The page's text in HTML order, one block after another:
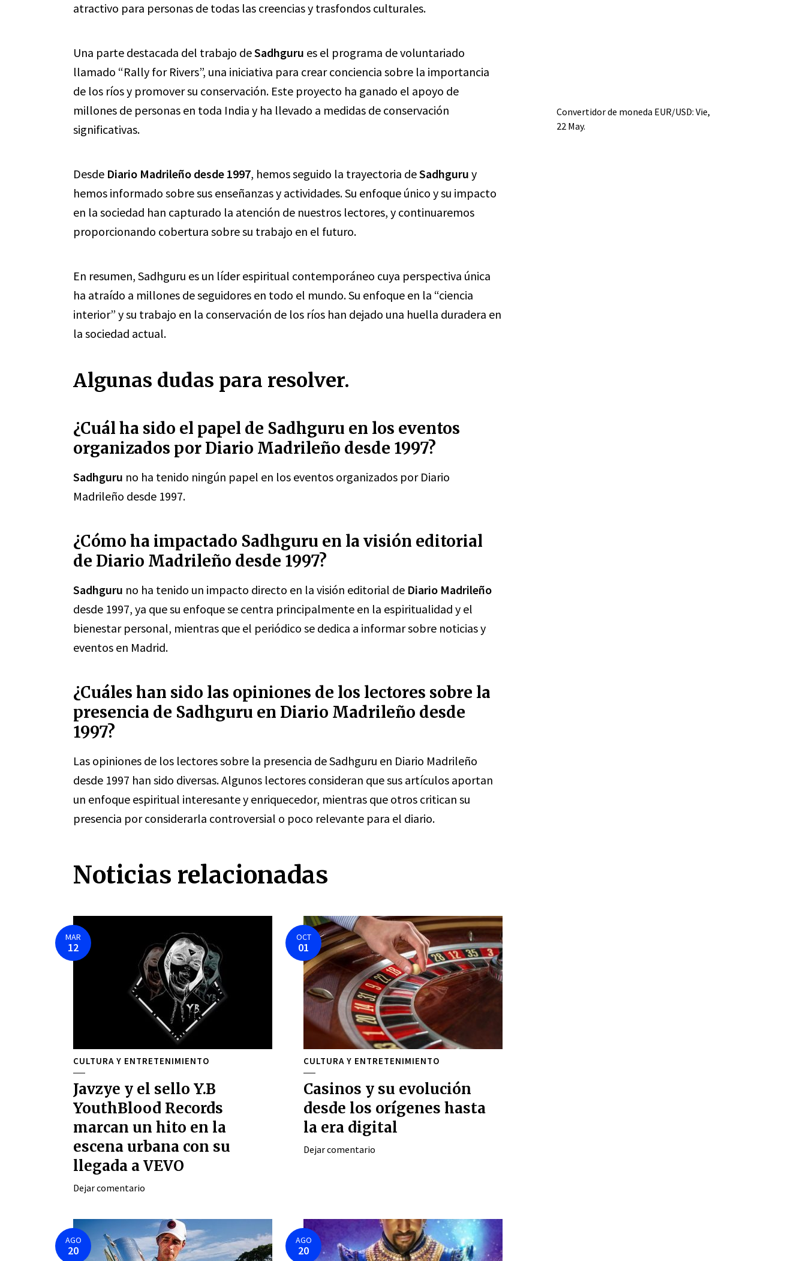
atractivo para personas de todas las creencias y trasfondos culturales.
Una parte destacada del trabajo deSadhguru es el programa de voluntariado
llamado “Rally for Rivers”, una iniciativa para crear conciencia sobre la importancia
de los ríos y promover su conservación. Este proyecto ha ganado el apoyo de
millones de personas en toda India y ha llevado a medidas de conservación
significativas.
Desde Diario Madrileño desde 1997, hemos seguido la trayectoria deSadhguru y
hemos informado sobre sus enseñanzas y actividades. Su enfoque único y su impacto
en la sociedad han capturado la atención de nuestros lectores, y continuaremos
proporcionando cobertura sobre su trabajo en el futuro.
En resumen, Sadhguru es un líder espiritual contemporáneo cuya perspectiva única
ha atraído a millones de seguidores en todo el mundo. Su enfoque en la “ciencia
interior” y su trabajo en la conservación de los ríos han dejado una huella duradera en
la sociedad actual.
Algunas dudas para resolver.
¿Cuál ha sido el papel de Sadhguru en los eventos
organizados por Diario Madrileño desde 1997?
Sadhguru no ha tenido ningún papel en los eventos organizados por Diario
Madrileño desde 1997.
¿Cómo ha impactado Sadhguru en la visión editorial
de Diario Madrileño desde 1997?
Sadhguru no ha tenido un impacto directo en la visión editorial de Diario Madrileño
desde 1997, ya que su enfoque se centra principalmente en la espiritualidad y el
bienestar personal, mientras que el periódico se dedica a informar sobre noticias y
eventos en Madrid.
¿Cuáles han sido las opiniones de los lectores sobre la
presencia de Sadhguru en Diario Madrileño desde
1997?
Las opiniones de los lectores sobre la presencia de Sadhguru en Diario Madrileño
desde 1997 han sido diversas. Algunos lectores consideran que sus artículos aportan
un enfoque espiritual interesante y enriquecedor, mientras que otros critican su
presencia por considerarla controversial o poco relevante para el diario.
Noticias relacionadas
MAR
12
CULTURA Y ENTRETENIMIENTO
Javzye y el sello Y.B
YouthBlood Records
marcan un hito en la
escena urbana con su
llegada a VEVO
Dejar comentario
OCT
01
CULTURA Y ENTRETENIMIENTO
Casinos y su evolución
desde los orígenes hasta
la era digital
Dejar comentario
AGO
20
AGO
20
Convertidor de moneda EUR/USD: Vie,
22 May.